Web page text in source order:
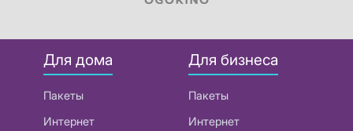
Для дома
Пакеты
Интернет
Для бизнеса
Пакеты
Интернет